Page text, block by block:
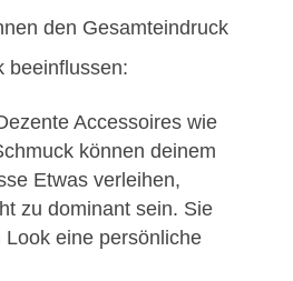
den Gesamteindruck
beeinflussen:
Accessoires wie
können deinem
Etwas verleihen,
zu dominant sein. Sie
Look eine persönliche